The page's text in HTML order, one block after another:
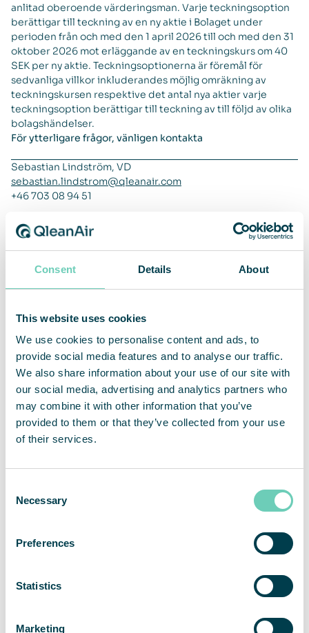
Consent Details About
This website uses cookies
We use cookies to personalise content and ads, to
provide social media features and to analyse our traffic.
We also share information about your use of our site with
our social media, advertising and analytics partners who
may combine it with other information that you’ve
provided to them or that they’ve collected from your use
of their services.
Selection
Necessary
Preferences
Statistics
Marketing
anlitad oberoende värderingsman. Varje teckningsoption
berättigar till teckning av en ny aktie i Bolaget under
perioden från och med den 1 april 2026 till och med den 31
oktober 2026 mot erläggande av en teckningskurs om 40
SEK per ny aktie. Teckningsoptionerna är föremål för
sedvanliga villkor inkluderandes möjlig omräkning av
teckningskursen respektive det antal nya aktier varje
teckningsoption berättigar till teckning av till följd av olika
bolagshändelser.
För ytterligare frågor, vänligen kontakta
Sebastian Lindström, VD
sebastian.lindstrom@qleanair.com
+46 703 08 94 51
Henrik Resmark, CFO
henrik.resmark@qleanair.com
+46 702 60 09 17
Om QleanAir
affärsmodell baseras på uthyrning av modulbaserade
lösningar med ett fullserviceerbjudande. QleanAirs
lösningar är utvecklade på filterteknologi som fångar,
filtrerar och recirkulerar inomhusluft. Bolaget har närmare
12 000 installerade enheter hos över 3 500 kunder inom
marknaderna för EMEA, APAC och Americas. För helåret
2022 hade QleanAir en nettoomsättning om 455 Mkr och
justerad rörelsemarginal uppgick till 10,9 procent. QleanAir
har sitt huvudkontor i Solna i Sverige och aktien handlas på
QAIR. FNCA Sweden är Certified Adviser 08-528 00 399.